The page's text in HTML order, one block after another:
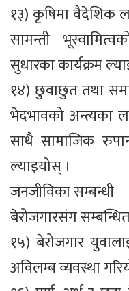
१३) कृषिमा वैदेशिक
सामन्ती
सुधारका कार्यक्रम
१४) छुवाछुत तथा
भेदभावको अन्त्यका
साथै सामाजिक
ल्याइयोस् ।
जनजीविका सम्बन्धी
बेरोजगारसंग
१५) बेरोजगार
अविलम्ब व्यवस्था